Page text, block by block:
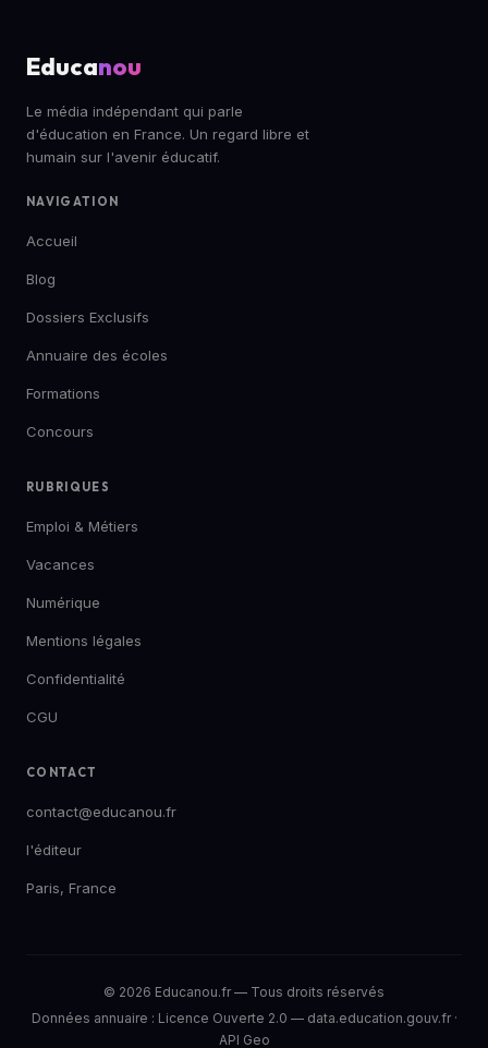
Educanou
Le média indépendant qui parle
d'éducation en France. Un regard libre et
humain sur l'avenir éducatif.
NAVIGATION
Accueil
Blog
Dossiers Exclusifs
Annuaire des écoles
Formations
Concours
RUBRIQUES
Emploi & Métiers
Vacances
Numérique
Mentions légales
Confidentialité
CGU
CONTACT
contact@educanou.fr
l'éditeur
Paris, France
© 2026 Educanou.fr — Tous droits réservés
Données annuaire : Licence Ouverte 2.0 — data.education.gouv.fr·
API Geo